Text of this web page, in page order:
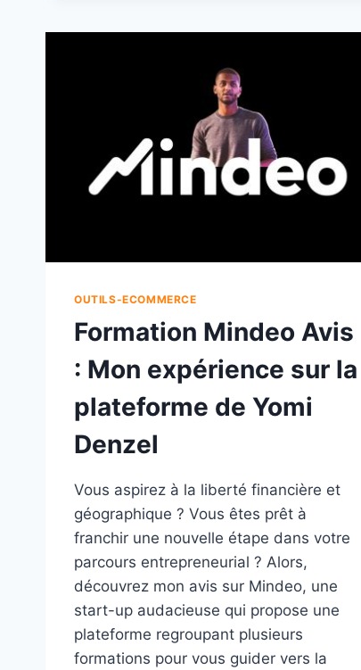
OUTILS-ECOMMERCE
Formation Mindeo Avis
: Mon expérience sur la
plateforme de Yomi
Denzel
Vous aspirez à la liberté financière et
géographique ? Vous êtes prêt à
franchir une nouvelle étape dans votre
parcours entrepreneurial ? Alors,
découvrez mon avis sur Mindeo, une
start-up audacieuse qui propose une
plateforme regroupant plusieurs
formations pour vous guider vers la